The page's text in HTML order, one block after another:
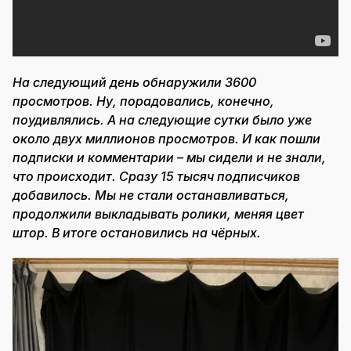
На следующий день обнаружили 3600
просмотров. Ну, порадовались, конечно,
поудивлялись. А на следующие сутки было уже
около двух миллионов просмотров. И как пошли
подписки и комментарии – мы сидели и не знали,
что происходит. Сразу 15 тысяч подписчиков
добавилось. Мы не стали останавливаться,
продолжили выкладывать ролики, меняя цвет
штор. В итоге остановились на чёрных.